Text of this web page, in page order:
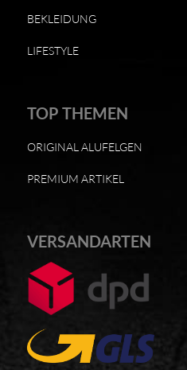
BEKLEIDUNG
LIFESTYLE
TOP THEMEN
ORIGINAL ALUFELGEN
PREMIUM ARTIKEL
VERSANDARTEN